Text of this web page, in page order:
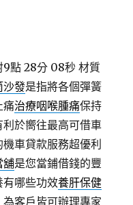
9點 28分 08秒材質
沙發是指將各個彈簧
痛治療咽喉腫痛保持
於嚮往最高可借車
車貸款服務超優利
舖是您當鋪借錢的豐
有哪些功效養肝保健
客戶皆可辦理專家